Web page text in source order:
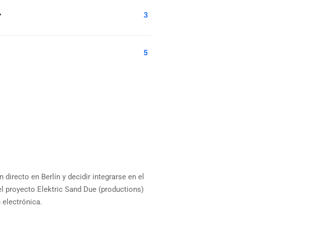
3
5
en Berlín y decidir integrarse en el
proyecto Elektric Sand Due (productions)
electrónica.